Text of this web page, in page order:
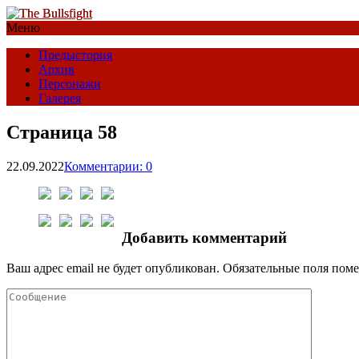
Меню
Предыстория
Архив
Персонажи
Галерея
Страница 58
22.09.2022Комментарии: 0
Добавить комментарий
Ваш адрес email не будет опубликован. Обязательные поля